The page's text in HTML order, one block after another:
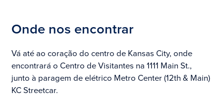
Onde nos encontrar
Vá até ao coração do centro de Kansas City, onde
encontrará o Centro de Visitantes na 1111 Main St.,
junto à paragem de elétrico Metro Center (12th & Main)
KC Streetcar.